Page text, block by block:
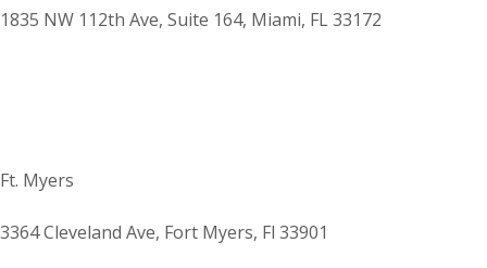
1835 NW 112th Ave, Suite 164, Miami, FL 33172
Ft. Myers
3364 Cleveland Ave, Fort Myers, Fl 33901